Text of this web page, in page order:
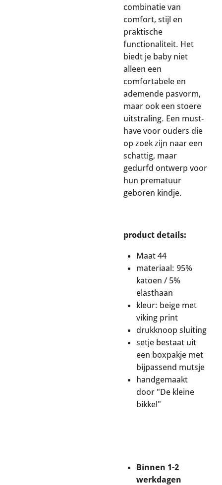
combinatie van
comfort, stijl en
praktische
functionaliteit. Het
biedt je baby niet
alleen een
comfortabele en
ademende pasvorm,
maar ook een stoere
uitstraling. Een must-
have voor ouders die
op zoek zijn naar een
schattig, maar
gedurfd ontwerp voor
hun prematuur
geboren kindje.
product details:
Maat 44
materiaal: 95%
katoen / 5%
elasthaan
kleur: beige met
viking print
drukknoop sluiting
setje bestaat uit
een boxpakje met
bijpassend mutsje
handgemaakt
door "De kleine
bikkel"
Binnen 1-2
werkdagen